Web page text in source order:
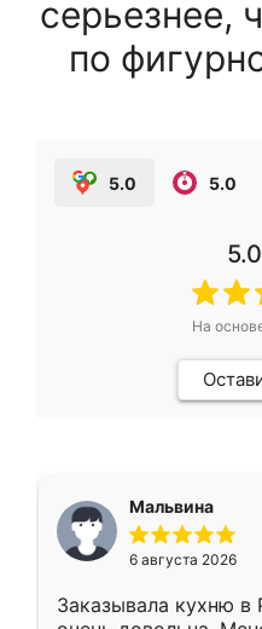
серьезнее,
по
5.0 5.0
5.0
На
Мальвина
6 августа 2026
Заказывала кухню в